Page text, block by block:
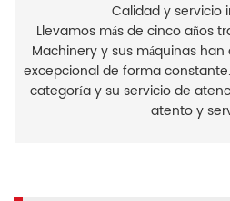
Calidad y servicio
Llevamos más de cinco años
Machinery y sus máquinas
excepcional de forma
categoría y su servicio de
atento y